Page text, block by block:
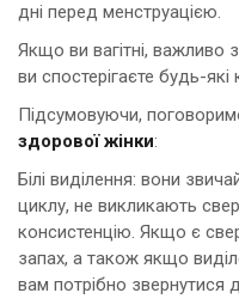
дні перед менструацією.
Якщо ви вагітні, важливо
ви спостерігаєте будь-
Підсумовуючи,
здорової жінки:
Білі виділення: вони
циклу, не викликають
консистенцію. Якщо є
запах, а також якщо
вам потрібно